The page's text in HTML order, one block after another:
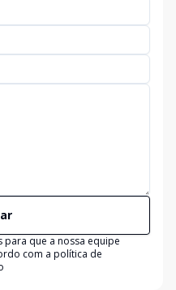
que a nossa equipe
com a política de